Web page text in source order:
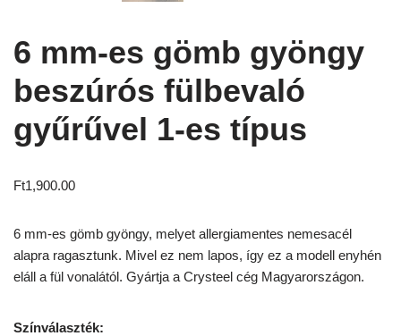
6 mm-es gömb gyöngy
beszúrós fülbevaló
gyűrűvel 1-es típus
Ft1,900.00
6 mm-es gömb gyöngy, melyet allergiamentes nemesacél
alapra ragasztunk. Mivel ez nem lapos, így ez a modell enyhén
eláll a fül vonalától. Gyártja a Crysteel cég Magyarországon.
Színválaszték: